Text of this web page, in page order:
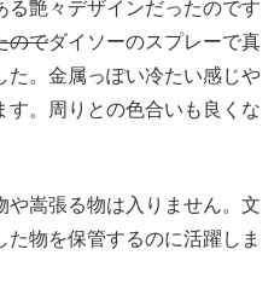
る艶々デザインだったのです
のでダイソーのスプレーで真
た。金属っぽい冷たい感じや
。周りとの色合いも良くな
や嵩張る物は入りません。文
物を保管するのに活躍しま